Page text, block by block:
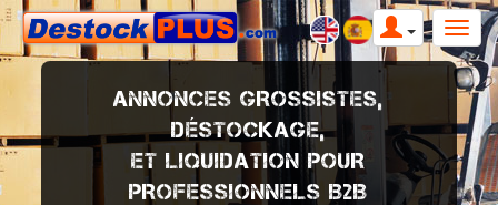
ANNONCES GROSSISTES,
DÉSTOCKAGE,
ET LIQUIDATION POUR
PROFESSIONNELS B2B